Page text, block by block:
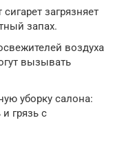
загрязняет
запах.
воздуха
вызывать
уборку салона:
грязь с